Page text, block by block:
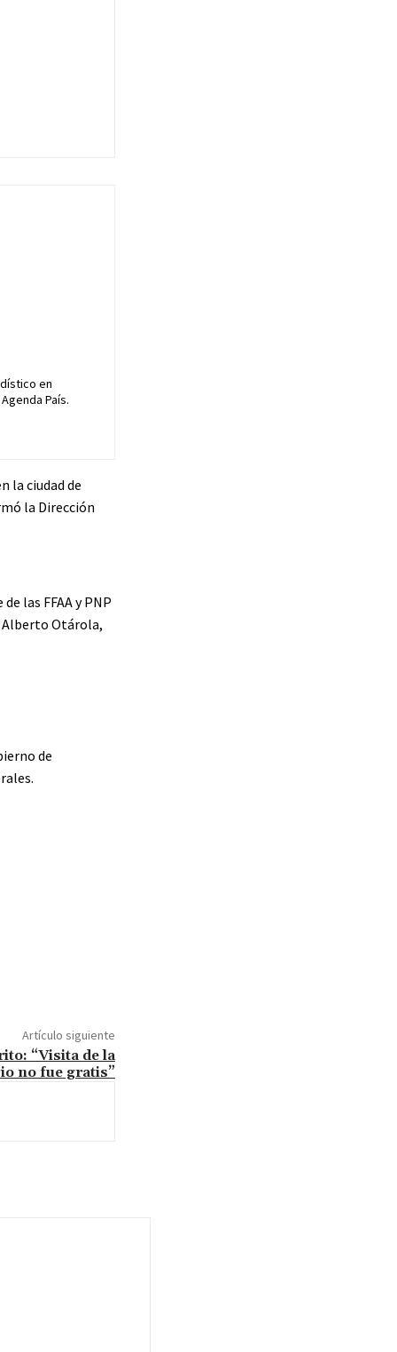
en
País.
la ciudad de
la Dirección
las FFAA y PNP
Alberto Otárola,
de
Artículo siguiente
“Visita de la
no fue gratis”